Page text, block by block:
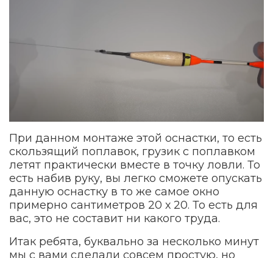
При данном монтаже этой оснастки, то есть
скользящий поплавок, грузик с поплавком
летят практически вместе в точку ловли. То
есть набив руку, вы легко сможете опускать
данную оснастку в то же самое окно
примерно сантиметров 20 х 20. То есть для
вас, это не составит ни какого труда.
Итак ребята, буквально за несколько минут
мы с вами сделали совсем простую, но